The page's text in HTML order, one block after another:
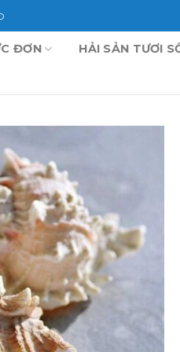
ĐƠN HẢI SẢN TƯƠI